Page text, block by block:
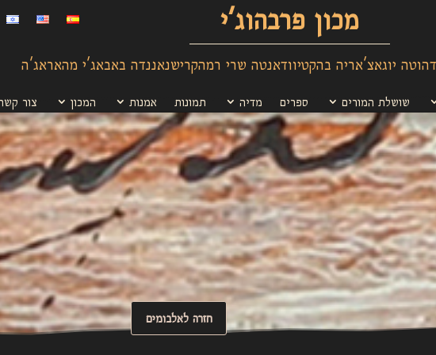
מכון פרבהוג'י
יוגאצ'אריה בהקטיוודאנטה שרי רמהקרישנאננדה באבאג'י מהאראג'ה
שושלת המורים ספרים מדיה תמונות אמנות המכון צור
חזרה לאלבומים